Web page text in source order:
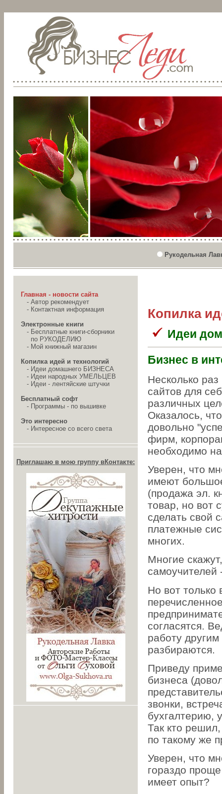
Рукодельная
Главная - новости сайта
- Автор рекомендует
- Контактная информация
Электронные книги
- Бесплатные книги-сборники
по РУКОДЕЛИЮ
- Мой книжный магазин
Копилка идей и технологий
- Идеи домашнего БИЗНЕСА
- Идеи народных УМЕЛЬЦЕВ
- Идеи - лентяйские штучки
Бесплатный софт
- Программы - по вышивке
Это интересно
- Интересное со всего света
Приглашаю в мою группу вКонтакте:
Копилка
Идеи
Бизнес в
Несколько
сайтов для
различных
Оказалось,
довольно
фирм,
необходимо
Уверен, что
имеют
(продажа эл.
товар, но вот
сделать свой
платежные
многих.
Многие
самоучителей
Но вот только
согласятся.
работу
разбираются.
Приведу
бизнеса
звонки,
бухгалтерию,
Так кто
по такому же
Уверен, что
гораздо
имеет опыт?